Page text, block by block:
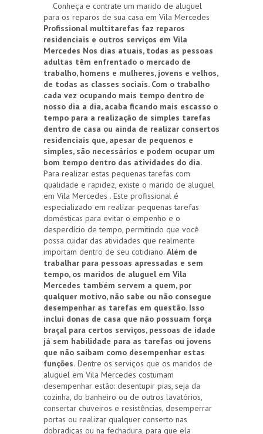
Conheça e contrate um marido de aluguel
para os reparos de sua casa em Vila Mercedes
Profissional multitarefas faz reparos
residenciais e outros serviços em Vila
Mercedes Nos dias atuais, todas as pessoas
adultas têm enfrentado o mercado de
trabalho, homens e mulheres, jovens e velhos,
de todas as classes sociais. Com o trabalho
cada vez ocupando mais tempo dentro de
nosso dia a dia, acaba ficando mais escasso o
tempo para a realização de simples tarefas
dentro de casa ou ainda de realizar consertos
residenciais que, apesar de pequenos e
simples, são necessários e podem ocupar um
bom tempo dentro das atividades do dia.
Para realizar estas pequenas tarefas com
qualidade e rapidez, existe o marido de aluguel
em Vila Mercedes . Este profissional é
especializado em realizar pequenas tarefas
domésticas para evitar o empenho e o
desperdício de tempo, permitindo que você
possa cuidar das atividades que realmente
importam dentro de seu cotidiano. Além de
trabalhar para pessoas apressadas e sem
tempo, os maridos de aluguel em Vila
Mercedes também servem a quem, por
qualquer motivo, não sabe ou não consegue
desempenhar as tarefas em questão. Isso
inclui donas de casa que não possuam força
braçal para certos serviços, pessoas de idade
já sem habilidade para as tarefas ou jovens
que não saibam como desempenhar estas
funções. Dentre os serviços que os maridos de
aluguel em Vila Mercedes costumam
desempenhar estão: desentupir pias, seja da
cozinha, do banheiro ou de outros lavatórios,
consertar chuveiros e resistências, desemperrar
portas ou realizar qualquer conserto nas
dobradiças ou na fechadura, para que ela